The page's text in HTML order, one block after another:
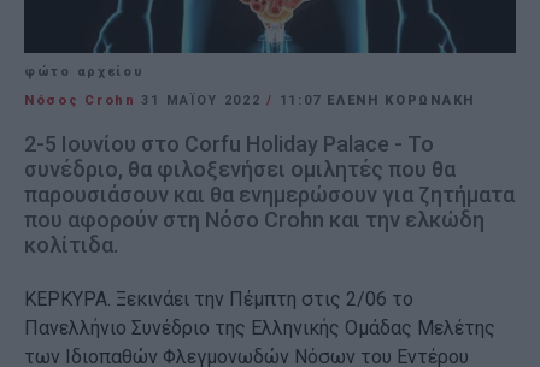
φώτο αρχείου
Νόσος Crohn 31 ΜΑΪ́ΟΥ 2022/ 11:07 ΕΛΕΝΗ ΚΟΡΩΝΑΚΗ
2-5 Ιουνίου στο Corfu Holiday Palace - Το
συνέδριο, θα φιλοξενήσει ομιλητές που θα
παρουσιάσουν και θα ενημερώσουν για ζητήματα
που αφορούν στη Νόσο Crohn και την ελκώδη
κολίτιδα.
ΚΕΡΚΥΡΑ. Ξεκινάει την Πέμπτη στις 2/06 το
Πανελλήνιο Συνέδριο της Ελληνικής Ομάδας Μελέτης
των Ιδιοπαθών Φλεγμονωδών Νόσων του Εντέρου